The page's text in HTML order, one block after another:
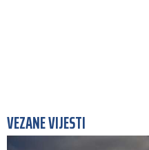
VEZANE VIJESTI